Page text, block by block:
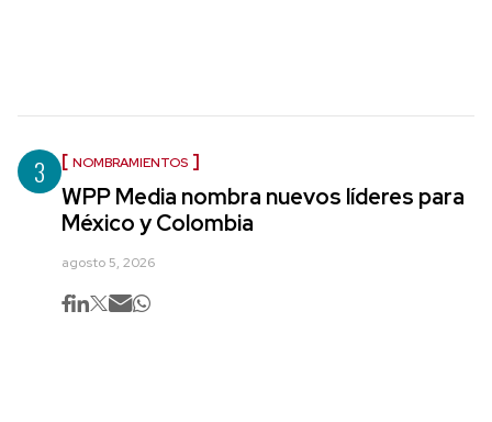
3 NOMBRAMIENTOS
WPP Media nombra nuevos líderes para
México y Colombia
agosto 5, 2026